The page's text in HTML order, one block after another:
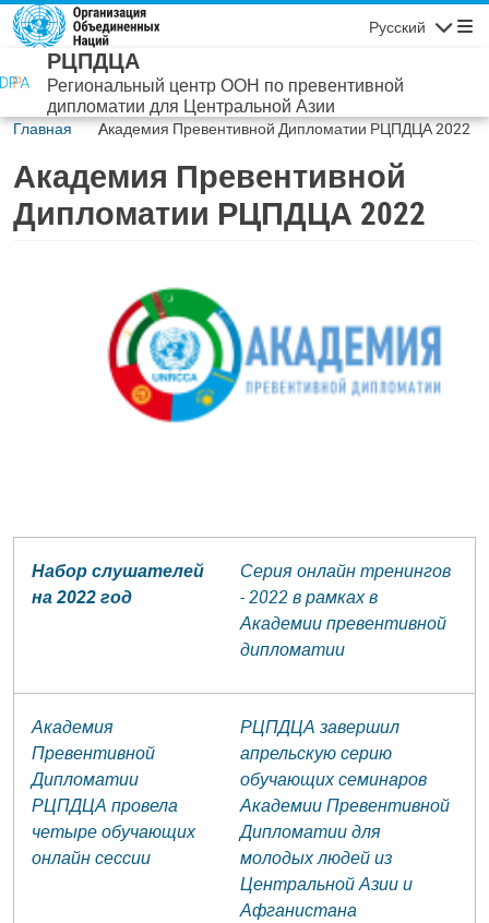
Перейти к основному содержанию
Русский
РЦПДЦА
Региональный центр ООН по превентивной
дипломатии для Центральной Азии
Главная Академия Превентивной Дипломатии РЦПДЦА 2022
Академия Превентивной
Дипломатии РЦПДЦА 2022
Набор слушателей
на 2022 год
Серия онлайн тренингов
- 2022 в рамках в
Академии превентивной
дипломатии
Академия
Превентивной
Дипломатии
РЦПДЦА провела
четыре обучающих
онлайн сессии
РЦПДЦА завершил
апрельскую серию
обучающих семинаров
Академии Превентивной
Дипломатии для
молодых людей из
Центральной Азии и
Афганистана